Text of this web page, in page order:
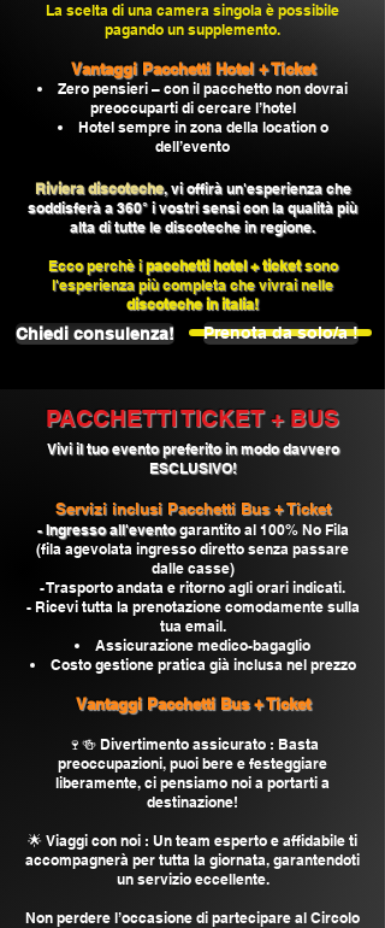
La scelta di una camera singola è possibile
pagando un supplemento.
Vantaggi Pacchetti Hotel + Ticket
Zero pensieri – con il pacchetto non dovrai
preoccuparti di cercare l’hotel
Hotel sempre in zona della location o
dell’evento
Riviera discoteche, vi offirà un'esperienza che
soddisferà a 360° i vostri sensi con la qualità più
alta di tutte le discoteche in regione.
Ecco perchè ipacchetti hotel + ticketsono
l'esperienza più completa che vivrai nelle
discoteche in italia!
Chiedi consulenza! Prenota da solo/a !
PACCHETTI TICKET + BUS
Vivi il tuo evento preferitoin modo davvero
ESCLUSIVO!
Servizi inclusi Pacchetti Bus + Ticket
- Ingresso all'eventogarantito al 100% No Fila
(fila agevolata ingresso diretto senza passare
dalle casse)
- Trasporto andata e ritorno agli orari indicati.
- Ricevi tutta la prenotazione comodamente sulla
tua email.
Assicurazione medico-bagaglio
Costo gestione pratica già inclusa nel prezzo
Vantaggi Pacchetti Bus +Ticket
🍷🍻 Divertimento assicurato : Basta
preoccupazioni, puoi bere e festeggiare
liberamente, ci pensiamo noi a portarti a
destinazione!
🌟 Viaggi con noi : Un team esperto e affidabile ti
accompagnerà per tutta la giornata, garantendoti
un servizio eccellente.
Non perdere l’occasione di partecipare al Circolo